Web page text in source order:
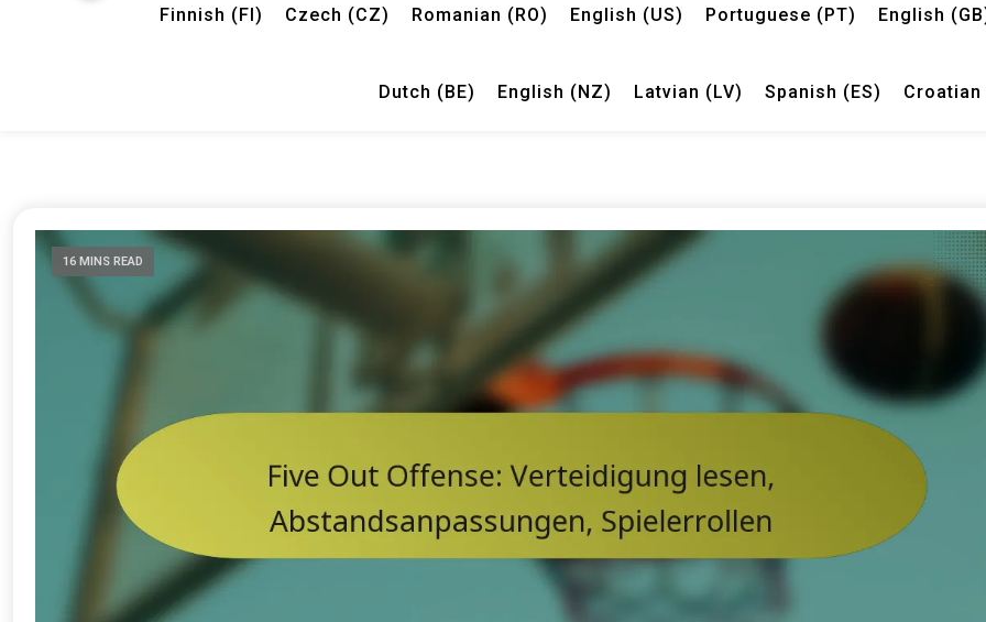
Finnish (FI) Czech (CZ) Romanian (RO) English (US) Portuguese (PT) English
Dutch (BE) English (NZ) Latvian (LV) Spanish (ES) Croatian
16 MINS READ